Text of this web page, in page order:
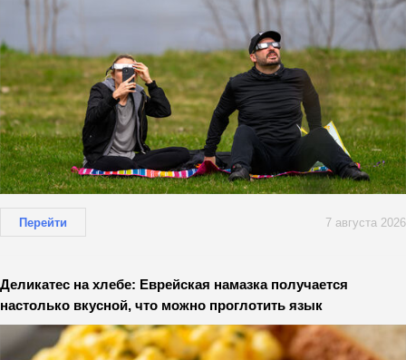
Перейти 7 августа 2026
Деликатес на хлебе: Еврейская намазка получается
настолько вкусной, что можно проглотить язык